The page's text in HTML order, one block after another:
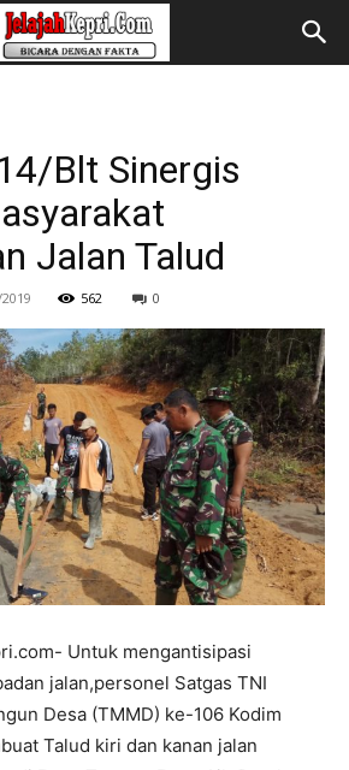
Blt Sinergis
Jalan Talud
562 0
Untuk mengantisipasi
jalan,personel Satgas TNI
Desa (TMMD) ke-106 Kodim
Talud kiri dan kanan jalan